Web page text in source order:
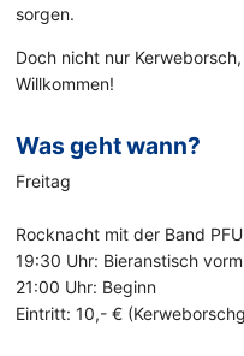
sorgen.
Doch nicht nur
Willkommen!
Was geht wann?
Freitag
Rocknacht mit der Band
19:30 Uhr: Bieranstisch
21:00 Uhr: Beginn
Eintritt: 10,- €